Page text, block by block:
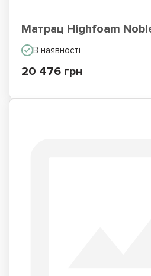
Матрац Highfoam
В наявності
20 476 грн